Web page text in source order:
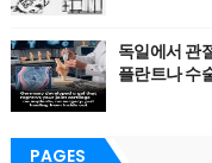
독일에서 관
플란트나 수
PAGES